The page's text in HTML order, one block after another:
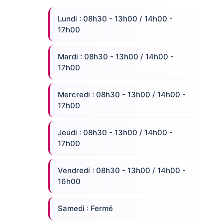
Lundi : 08h30 - 13h00 / 14h00 -
17h00
Mardi : 08h30 - 13h00 / 14h00 -
17h00
Mercredi : 08h30 - 13h00 / 14h00 -
17h00
Jeudi : 08h30 - 13h00 / 14h00 -
17h00
Vendredi : 08h30 - 13h00 / 14h00 -
16h00
Samedi : Fermé